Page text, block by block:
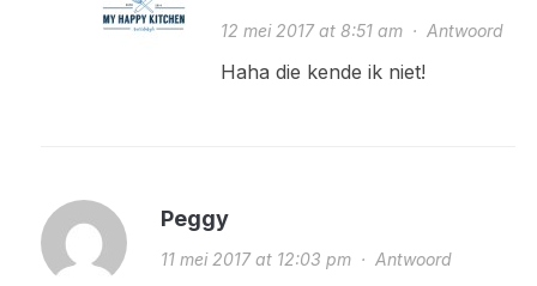
12 mei 2017 at 8:51 am· Antwoord
Haha die kende ik niet!
Peggy
11 mei 2017 at 12:03 pm· Antwoord